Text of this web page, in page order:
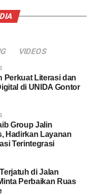
VIDEOS
Perkuat Literasi dan
di UNIDA Gontor
Group Jalin
Hadirkan Layanan
Terintegrasi
di Jalan
Perbaikan Ruas